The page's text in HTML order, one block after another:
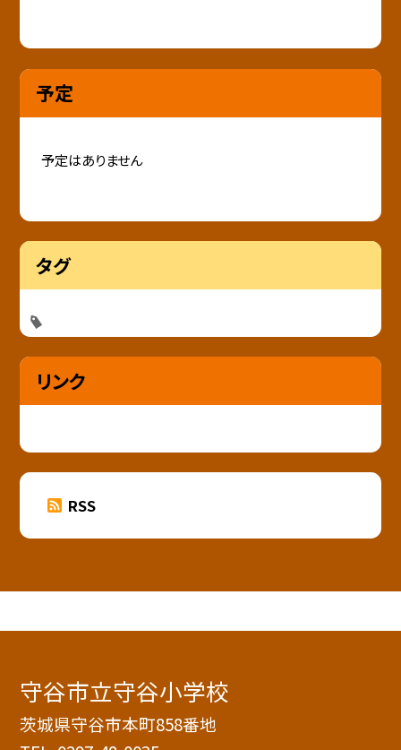
予定
予定はありません
タグ
リンク
RSS
守谷市立守谷小学校
茨城県守谷市本町858番地